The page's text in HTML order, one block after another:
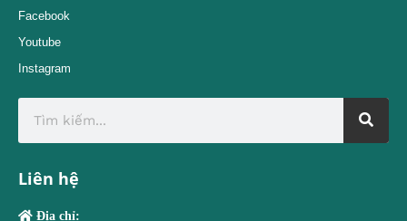
Facebook
Youtube
Instagram
Liên hệ
Địa chỉ: